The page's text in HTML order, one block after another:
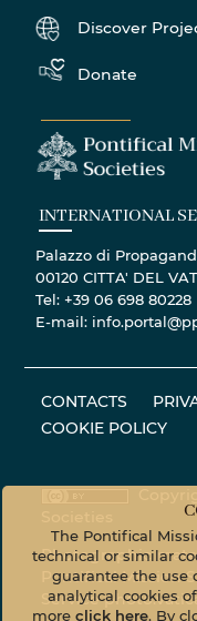
Discover
Donate
INTERNATIONAL
Palazzo di
00120 CITTA' DEL
Tel: +39 06 698 80228
E-mail:
CONTACTS
COOKIE POLICY
Photographic
Pontifical Mission
Service
The Pontifical
technical or similar
guarantee the use
analytical cookies
more click here. By